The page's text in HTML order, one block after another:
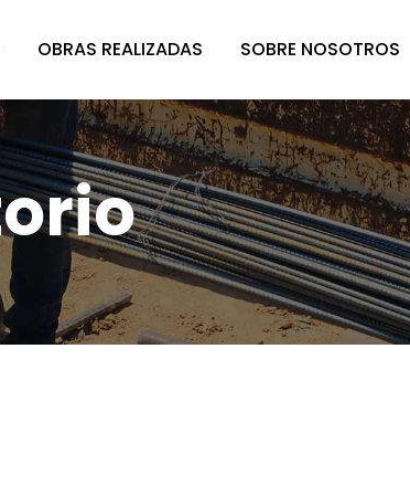
OBRAS REALIZADAS SOBRE NOSOTROS